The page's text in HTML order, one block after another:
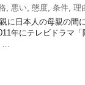
悪い 態度 条件 理
に日本人の母親の間
年にテレビドラマ